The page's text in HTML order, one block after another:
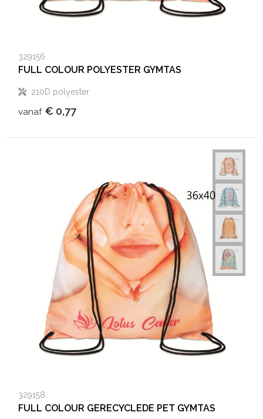
329156
FULL COLOUR POLYESTER GYMTAS
210D polyester
vanaf € 0,77
329158
FULL COLOUR GERECYCLEDE PET GYMTAS